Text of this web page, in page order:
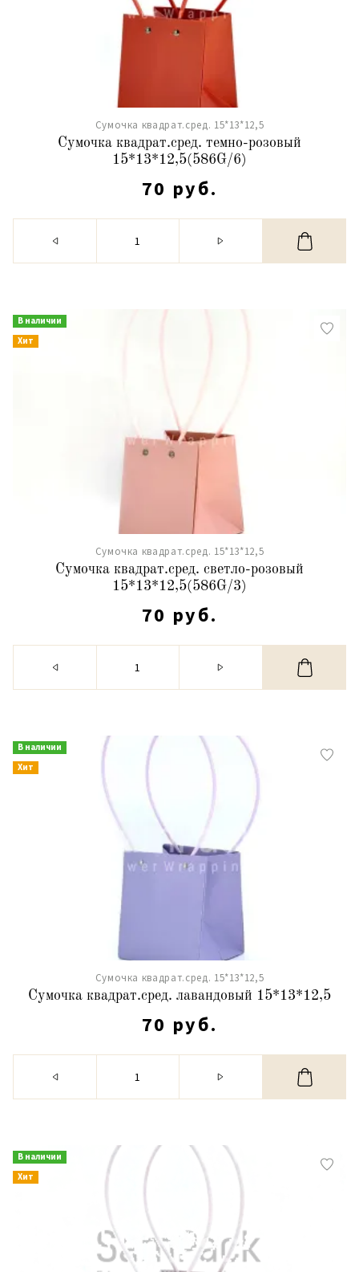
Сумочка квадрат.сред. 15*13*12,5
Сумочка квадрат.сред. темно-розовый
15*13*12,5(586G/6)
70 руб.
В наличии
Хит
Сумочка квадрат.сред. 15*13*12,5
Сумочка квадрат.сред. светло-розовый
15*13*12,5(586G/3)
70 руб.
В наличии
Хит
Сумочка квадрат.сред. 15*13*12,5
Сумочка квадрат.сред. лавандовый 15*13*12,5
70 руб.
В наличии
Хит